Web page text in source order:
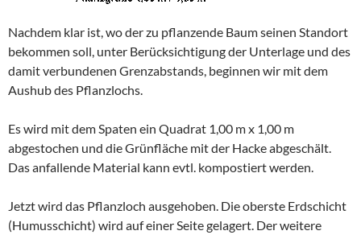
Nachdem klar ist, wo der zu pflanzende Baum seinen Standort
bekommen soll, unter Berücksichtigung der Unterlage und des
damit verbundenen Grenzabstands, beginnen wir mit dem
Aushub des Pflanzlochs.
Es wird mit dem Spaten ein Quadrat 1,00 m x 1,00 m
abgestochen und die Grünfläche mit der Hacke abgeschält.
Das anfallende Material kann evtl. kompostiert werden.
Jetzt wird das Pflanzloch ausgehoben. Die oberste Erdschicht
(Humusschicht) wird auf einer Seite gelagert. Der weitere